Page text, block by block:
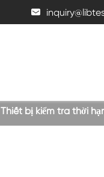

Thiết bị kiểm tra thời